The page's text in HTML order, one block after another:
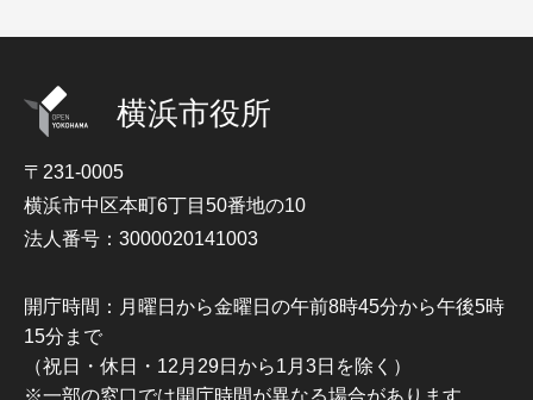
横浜市役所
〒231-0005
横浜市中区本町6丁目50番地の10
法人番号：3000020141003
開庁時間：月曜日から金曜日の午前8時45分から午後5時
15分まで
（祝日・休日・12月29日から1月3日を除く）